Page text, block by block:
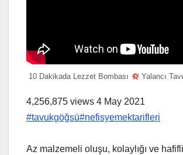
10 Dakikada Lezzet Bombası Yalancı
4,256,875 views 4 May 2021
#tavukgöğsü#nefisyemektarifleri
Az malzemeli oluşu, kolaylığı ve